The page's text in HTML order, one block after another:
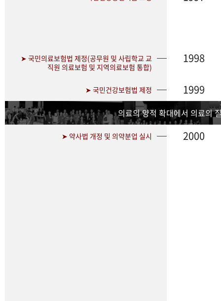
➤ 국민의료보험법 제정(공무원 및 사립학교 교
직원 의료보험 및 지역의료보험 통합)
1998
➤ 국민건강보험법 제정 1999
의료의 양적 확대에서 의료의
➤ 약사법 개정 및 의약분업 실시 2000